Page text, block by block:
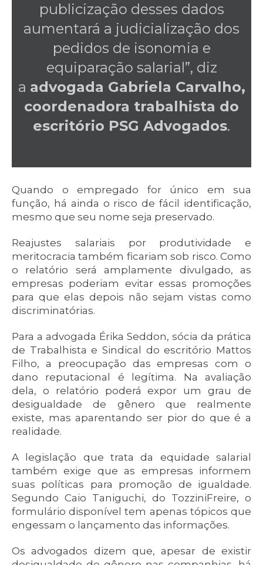
publicização desses dados
aumentará a judicialização dos
pedidos de isonomia e
equiparação salarial”, diz
a advogada Gabriela Carvalho,
coordenadora trabalhista do
escritório PSG Advogados.
Quando o empregado for único em sua
função, há ainda o risco de fácil identificação,
mesmo que seu nome seja preservado.
Reajustes salariais por produtividade e
meritocracia também ficariam sob risco. Como
o relatório será amplamente divulgado, as
empresas poderiam evitar essas promoções
para que elas depois não sejam vistas como
discriminatórias.
Para a advogada Érika Seddon, sócia da prática
de Trabalhista e Sindical do escritório Mattos
Filho, a preocupação das empresas com o
dano reputacional é legítima. Na avaliação
dela, o relatório poderá expor um grau de
desigualdade de gênero que realmente
existe, mas aparentando ser pior do que é a
realidade.
A legislação que trata da equidade salarial
também exige que as empresas informem
suas políticas para promoção de igualdade.
Segundo Caio Taniguchi, do TozziniFreire, o
formulário disponível tem apenas tópicos que
engessam o lançamento das informações.
Os advogados dizem que, apesar de existir